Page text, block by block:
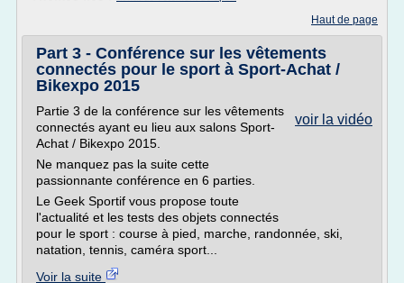
Haut de page
Part 3 - Conférence sur les vêtements
connectés pour le sport à Sport-Achat /
Bikexpo 2015
voir la vidéo
Partie 3 de la conférence sur les vêtements
connectés ayant eu lieu aux salons Sport-
Achat / Bikexpo 2015.
Ne manquez pas la suite cette
passionnante conférence en 6 parties.
Le Geek Sportif vous propose toute
l'actualité et les tests des objets connectés
pour le sport : course à pied, marche, randonnée, ski,
natation, tennis, caméra sport...
Voir la suite